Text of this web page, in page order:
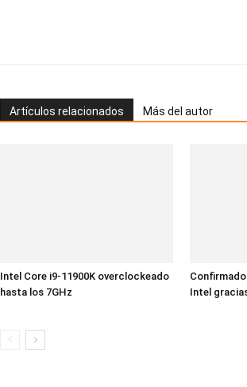
Artículos relacionados Más del autor
Intel Core i9-11900K overclockeado
hasta los 7GHz
Intel